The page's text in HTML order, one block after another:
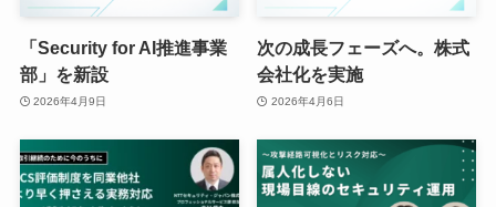
「Security for AI推進事業
部」を新設
2026年4月9日
次の成長フェーズへ。株式
会社化を実施
2026年4月6日